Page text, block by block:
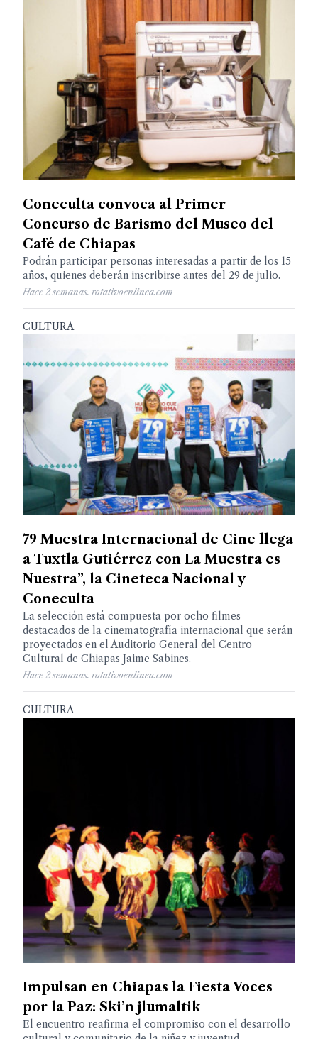
Coneculta convoca al Primer
Concurso de Barismo del Museo del
Café de Chiapas
Podrán participar personas interesadas a partir de los 15
años, quienes deberán inscribirse antes del 29 de julio.
Hace 2 semanas. rotativoenlinea.com
CULTURA
79 Muestra Internacional de Cine llega
a Tuxtla Gutiérrez con La Muestra es
Nuestra”, la Cineteca Nacional y
Coneculta
La selección está compuesta por ocho filmes
destacados de la cinematografía internacional que serán
proyectados en el Auditorio General del Centro
Cultural de Chiapas Jaime Sabines.
Hace 2 semanas. rotativoenlinea.com
CULTURA
Impulsan en Chiapas la Fiesta Voces
por la Paz: Ski’n jlumaltik
El encuentro reafirma el compromiso con el desarrollo